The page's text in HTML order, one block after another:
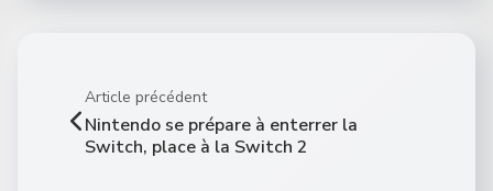
Article précédent
Nintendo se prépare à enterrer la
Switch, place à la Switch 2